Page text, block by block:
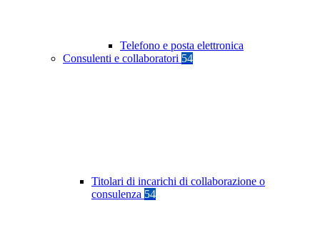
Telefono e posta elettronica
Consulenti e collaboratori 54
Titolari di incarichi di collaborazione o
consulenza 54